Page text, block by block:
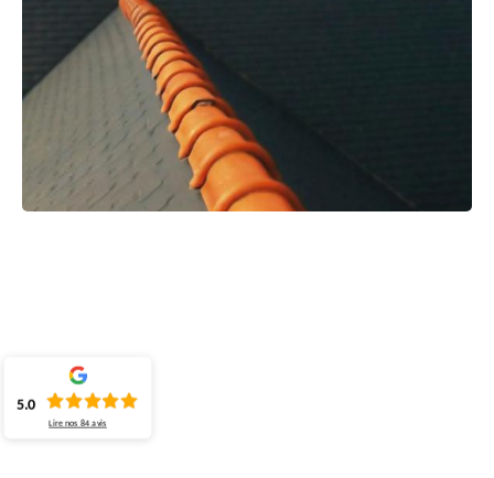
5.0
Lire nos84 avis